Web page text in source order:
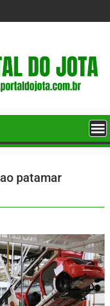
patamar